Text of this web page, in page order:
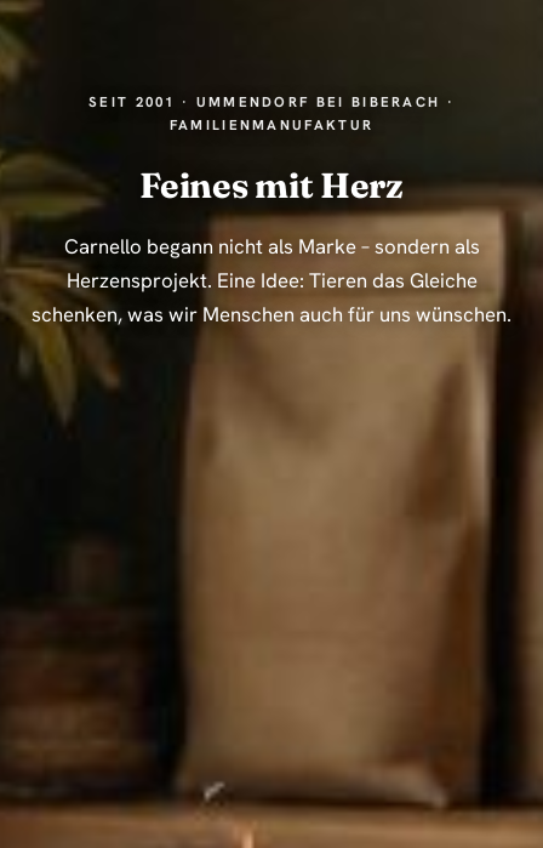
SEIT 2001 · UMMENDORF BEI BIBERACH ·
FAMILIENMANUFAKTUR
Feines mit Herz
Carnello begann nicht als Marke – sondern als
Herzensprojekt. Eine Idee: Tieren das Gleiche
schenken, was wir Menschen auch für uns wünschen.